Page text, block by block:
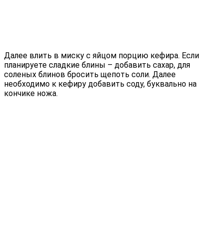
Далее влить в миску с яйцом порцию кефира. Если
планируете сладкие блины – добавить сахар, для
соленых блинов бросить щепоть соли. Далее
необходимо к кефиру добавить соду, буквально на
кончике ножа.